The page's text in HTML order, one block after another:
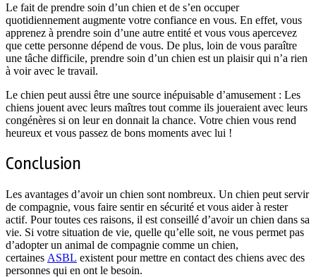
Le fait de prendre soin d’un chien et de s’en occuper
quotidiennement augmente votre confiance en vous. En effet, vous
apprenez à prendre soin d’une autre entité et vous vous apercevez
que cette personne dépend de vous. De plus, loin de vous paraître
une tâche difficile, prendre soin d’un chien est un plaisir qui n’a rien
à voir avec le travail.
Le chien peut aussi être une source inépuisable d’amusement : Les
chiens jouent avec leurs maîtres tout comme ils joueraient avec leurs
congénères si on leur en donnait la chance. Votre chien vous rend
heureux et vous passez de bons moments avec lui !
Conclusion
Les avantages d’avoir un chien sont nombreux. Un chien peut servir
de compagnie, vous faire sentir en sécurité et vous aider à rester
actif. Pour toutes ces raisons, il est conseillé d’avoir un chien dans sa
vie. Si votre situation de vie, quelle qu’elle soit, ne vous permet pas
d’adopter un animal de compagnie comme un chien,
certaines ASBL existent pour mettre en contact des chiens avec des
personnes qui en ont le besoin.